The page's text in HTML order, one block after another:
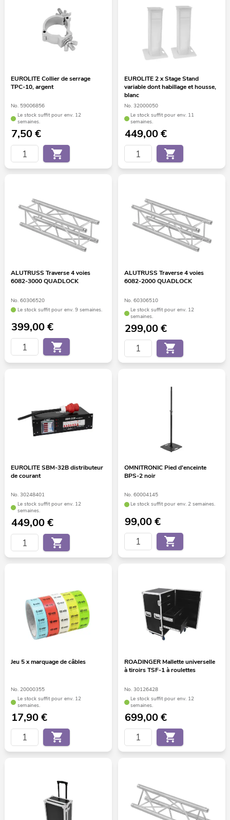
EUROLITE Collier de serrage
TPC-10, argent
No. 59006856
Le stock suffit pour env. 12
semaines.
7,50€
EUROLITE 2 x Stage Stand
variable dont habillage et housse,
blanc
No. 32000050
Le stock suffit pour env. 11
semaines.
449,00€
ALUTRUSS Traverse 4 voies
6082-3000 QUADLOCK
No. 60306520
Le stock suffit pour env. 9 semaines.
399,00€
ALUTRUSS Traverse 4 voies
6082-2000 QUADLOCK
No. 60306510
Le stock suffit pour env. 12
semaines.
299,00€
EUROLITE SBM-32B distributeur
de courant
No. 30248401
Le stock suffit pour env. 12
semaines.
449,00€
OMNITRONIC Pied d'enceinte
BPS-2 noir
No. 60004145
Le stock suffit pour env. 2 semaines.
99,00€
Jeu 5 x marquage de câbles
No. 20000355
Le stock suffit pour env. 12
semaines.
17,90€
ROADINGER Mallette universelle
à tiroirs TSF-1 à roulettes
No. 30126428
Le stock suffit pour env. 12
semaines.
699,00€